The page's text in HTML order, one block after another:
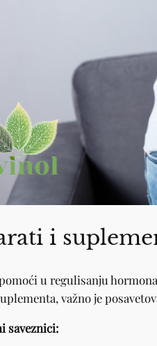
i
u regulisanju
važno je
saveznici: